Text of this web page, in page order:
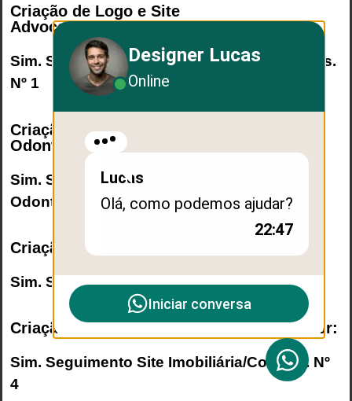
Criação de Logo e Site
Advocacia/Advogados:
Sim. SeguimentoSite Advocacia/Advogados.
Nº 1
Criação de Logo e Site
Odontologia/Dentista:
Sim. SeguimentoSite
Odontologia/Dentista. Nº 2
Criação de Logo e Site Engenharia Civil:
Sim. SeguimentoSite Engenharia Civil. Nº 3
Criação de Logo e Site Imobiliária/Corretor:
Sim. Seguimento Site Imobiliária/Corretor . Nº
4
Designer Lucas
Online
Lucas
Olá, como podemos ajudar?
22:47
Iniciar conversa